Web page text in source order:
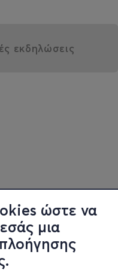
ώστε να
μια
εκδηλώσεις